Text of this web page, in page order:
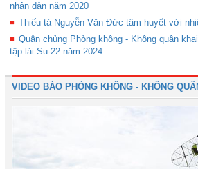
nhân dân năm 2020
Thiếu tá Nguyễn Văn Đức tâm huyết với
Quân chủng Phòng không - Không quân
tập lái Su-22 năm 2024
VIDEO BÁO PHÒNG KHÔNG - KHÔNG